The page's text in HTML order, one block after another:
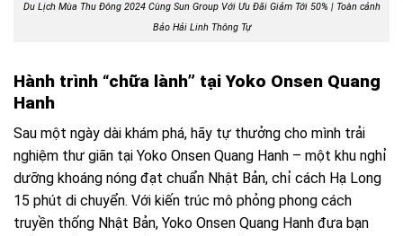
Du Lịch Mùa Thu Đông 2024 Cùng Sun Group Với Ưu Đãi Giảm Tới 50% | Toàn cảnh
Bảo Hải Linh Thông Tự
Hành trình “chữa lành” tại Yoko Onsen Quang
Hanh
Sau một ngày dài khám phá, hãy tự thưởng cho mình trải
nghiệm thư giãn tại Yoko Onsen Quang Hanh – một khu nghỉ
dưỡng khoáng nóng đạt chuẩn Nhật Bản, chỉ cách Hạ Long
15 phút di chuyển. Với kiến trúc mô phỏng phong cách
truyền thống Nhật Bản, Yoko Onsen Quang Hanh đưa bạn